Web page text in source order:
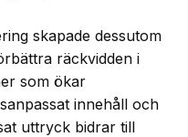
skapade dessutom
räckvidden i
som ökar
innehåll och
uttryck bidrar till